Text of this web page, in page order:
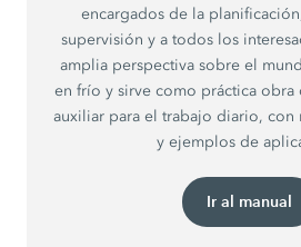
encargados de la
supervisión y a todos los
amplia perspectiva sobre el
en frío y sirve como práctica obra
auxiliar para el trabajo diario, con
y ejemplos de
Ir al manual